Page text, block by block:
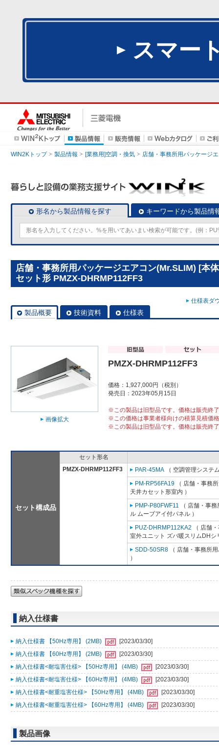
スマー
WIN2Kトップ 製品情報 [業務用]空調・換気 店舗・事務所用パッケージ
形名から製品情報を探す キーワードから製品情
店舗・事務所用パッケージエアコン(Mr.SLIM) [本
セット形 PMZX-DHRMP112FF3
仕様表ダ
製品概要 技術資料 仕様表
画像拡大
PMZX-DHRMP112FF3
価格：1,927,000円（税別）
発売日：2023年05月15日
※この製品は旧型品です。価格は販売終
※この価格は事業者様向けの積算見積価
※この製品は旧型品です。価格は販売終
セット構成品
セット形名
PMZX-DHRMP112FF3
PAR-45MA （ 空調管理システ
PM-RP56FA19 （ 店舗・事務
天井カセット形室内 ）
PMP-P80FWF11 （ 店舗・事
ル ムーブアイ付パネル ）
PUZ-DHRMP112KA2 （ 店舗
室外ユニット ズバ暖スリムDHシ
SDD-50SR8 （ 店舗・事務所
）
納入仕様書
納入仕様書 【50Hz専用】 (2MB)
[2023/03/30]
納入仕様書 【60Hz専用】 (2MB)
[2023/03/30]
納入仕様書<耐塩害仕様> 【50Hz専用】 (4MB)
[2023/03/30]
納入仕様書<耐塩害仕様> 【60Hz専用】 (4MB)
[2023/03/30]
納入仕様書<耐重塩害仕様> 【50Hz専用】 (4MB)
[2023/03/30]
納入仕様書<耐重塩害仕様> 【60Hz専用】 (4MB)
[2023/03/30]
製品画像